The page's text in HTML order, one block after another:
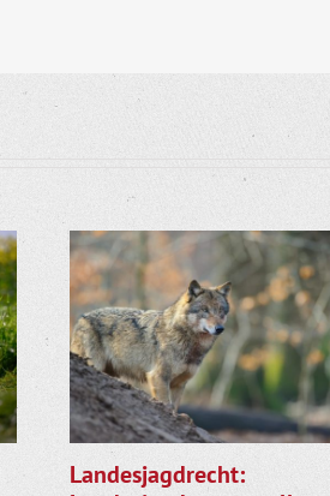
Landesjagdrecht: